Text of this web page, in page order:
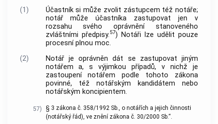
(1)
Účastník si může zvolit zástupcem též notáře;
notář může účastníka zastupovat jen v
rozsahu svého oprávnění stanoveného
zvláštními předpisy.57) Notáři lze udělit pouze
procesní plnou moc.
(2)
Notář je oprávněn dát se zastupovat jiným
notářem a, s výjimkou případů, v nichž je
zastoupení notářem podle tohoto zákona
povinné, též notářským kandidátem nebo
notářským koncipientem.
57)
§ 3 zákona č. 358/1992 Sb., o notářích a jejich činnosti
(notářský řád), ve znění zákona č. 30/2000 Sb.“.